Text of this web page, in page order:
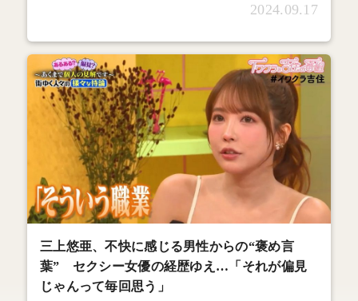
2024.09.17
三上悠亜、不快に感じる男性からの“褒め言
葉” セクシー女優の経歴ゆえ…「それが偏見
じゃんって毎回思う」